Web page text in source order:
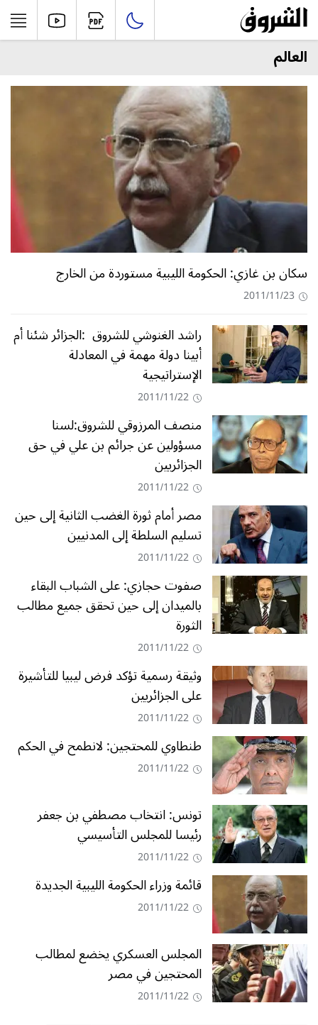
العالم
سكان بن غازي: الحكومة الليبية مستوردة من الخارج
2011/11/23
‬الإستراتيجية‭ ‬
2011/11/22
منصف المرزوقي للشروق:لسنا
مسؤولين عن جرائم بن علي في حق
الجزائريين
2011/11/22
‬تسليم‭ ‬السلطة‭ ‬إلى‭ ‬المدنيين
2011/11/22
‬الثورة
2011/11/22
‬على‭ ‬الجزائريين
2011/11/22
طنطاوي للمحتجين: لانطمح في الحكم
2011/11/22
تونس: انتخاب مصطفي بن جعفر
رئيسا للمجلس التأسيسي
2011/11/22
قائمة وزراء الحكومة الليبية الجديدة
2011/11/22
المجلس العسكري يخضع لمطالب
المحتجين في مصر
2011/11/22